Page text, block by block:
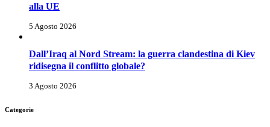
alla UE
5 Agosto 2026
Dall’Iraq al Nord Stream: la guerra clandestina di Kiev
ridisegna il conflitto globale?
3 Agosto 2026
Categorie